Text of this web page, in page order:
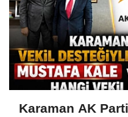
Karaman AK